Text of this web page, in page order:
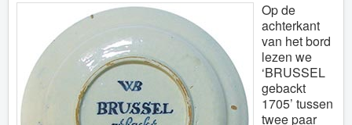
Op de
achterkant
van het bord
lezen we
‘BRUSSEL
gebackt
1705’ tussen
twee paar